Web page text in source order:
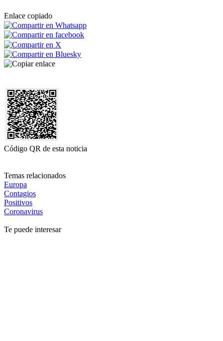
Enlace copiado
Código QR de esta noticia
Temas relacionados
Europa
Contagios
Positivos
Coronavirus
Te puede interesar